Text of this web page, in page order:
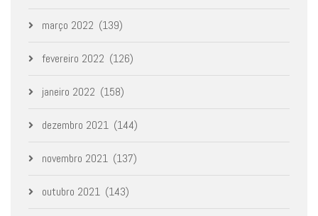
março 2022 (139)
fevereiro 2022 (126)
janeiro 2022 (158)
dezembro 2021 (144)
novembro 2021 (137)
outubro 2021 (143)